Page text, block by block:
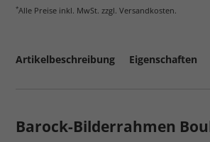
*Alle Preise inkl. MwSt. zzgl. Versandkosten.
Artikelbeschreibung Eigenschaften
Barock-Bilderrahmen